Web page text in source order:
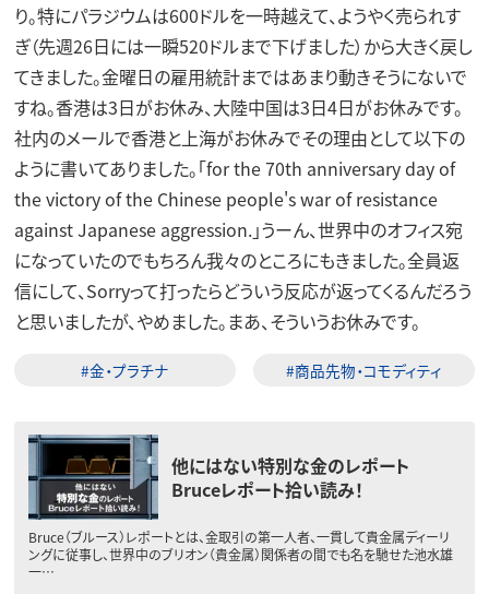
り。特にパラジウムは600ドルを一時越えて、ようやく売られす
ぎ（先週26日には一瞬520ドルまで下げました）から大きく戻し
てきました。金曜日の雇用統計まではあまり動きそうにないで
すね。香港は3日がお休み、大陸中国は3日4日がお休みです。
社内のメールで香港と上海がお休みでその理由として以下の
ように書いてありました。「for the 70th anniversary day of
the victory of the Chinese people's war of resistance
against Japanese aggression.」うーん、世界中のオフィス宛
になっていたのでもちろん我々のところにもきました。全員返
信にして、Sorryって打ったらどういう反応が返ってくるんだろう
と思いましたが、やめました。まあ、そういうお休みです。
#金・プラチナ #商品先物・コモディティ
他にはない特別な金のレポート
Bruceレポート拾い読み！
Bruce（ブルース）レポートとは、金取引の第一人者、一貫して貴金属ディーリ
ングに従事し、世界中のブリオン（貴金属）関係者の間でも名を馳せた池水雄
一…